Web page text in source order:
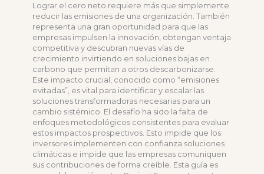
Lograr el cero neto requiere más que simplemente
reducir las emisiones de una organización. También
representa una gran oportunidad para que las
empresas impulsen la innovación, obtengan ventaja
competitiva y descubran nuevas vías de
crecimiento invirtiendo en soluciones bajas en
carbono que permitan a otros descarbonizarse.
Este impacto crucial, conocido como “emisiones
evitadas”, es vital para identificar y escalar las
soluciones transformadoras necesarias para un
cambio sistémico. El desafío ha sido la falta de
enfoques metodológicos consistentes para evaluar
estos impactos prospectivos. Esto impide que los
inversores implementen con confianza soluciones
climáticas e impide que las empresas comuniquen
sus contribuciones de forma creíble. Esta guía es